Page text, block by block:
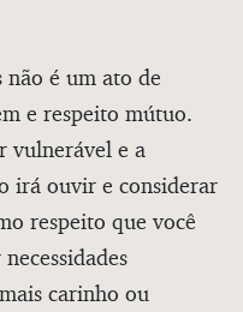
não é um ato de
e respeito mútuo.
vulnerável e a
irá ouvir e considerar
respeito que você
carinho ou